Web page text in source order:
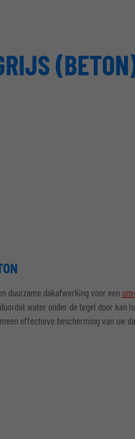
duurzame dakafwerking voor een
water onder de tegel door kan
effectieve bescherming van uw